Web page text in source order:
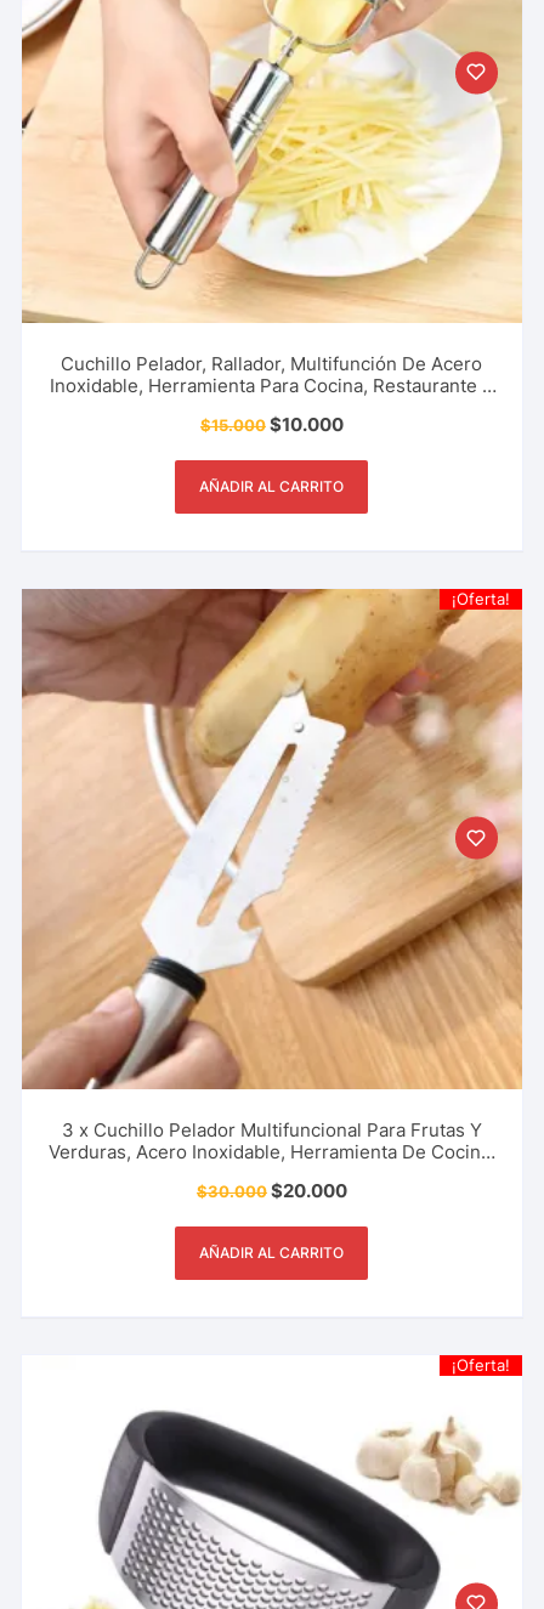
Cuchillo Pelador, Rallador, Multifunción De Acero
Inoxidable, Herramienta Para Cocina, Restaurante Y
$15.000$10.000
AÑADIR AL CARRITO
¡Oferta!
3 x Cuchillo Pelador Multifuncional Para Frutas Y
Verduras, Acero Inoxidable, Herramienta De Cocina,
$30.000$20.000
AÑADIR AL CARRITO
¡Oferta!